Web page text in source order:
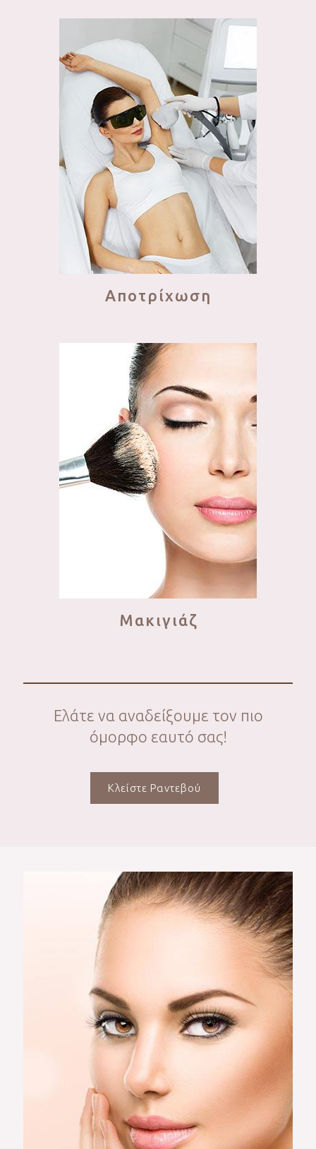
Αποτρίχωση
Μακιγιάζ
Ελάτε να αναδείξουμε τον πιο
όμορφο εαυτό σας!
Κλείστε Ραντεβού